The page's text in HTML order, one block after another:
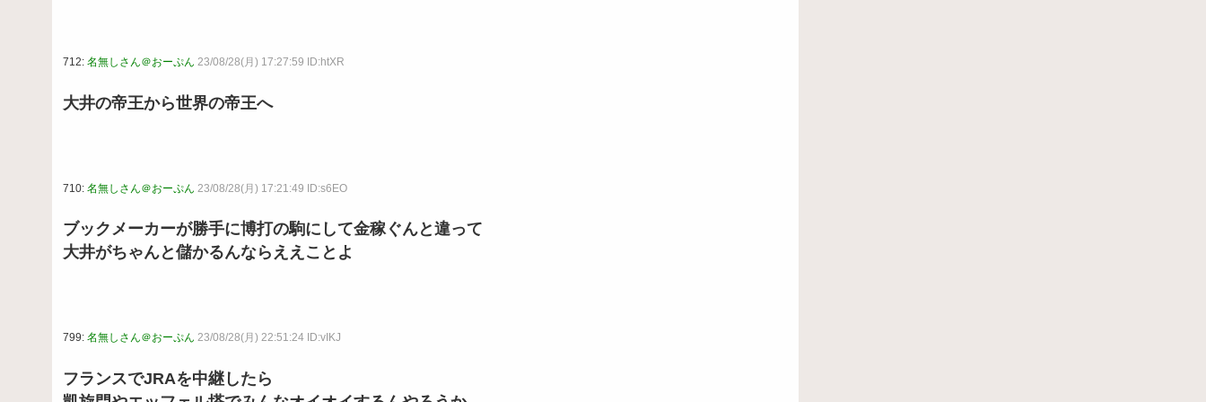
712: 名無しさん＠おーぷん 23/08/28(月) 17:27:59 ID:htXR
大井の帝王から世界の帝王へ
710: 名無しさん＠おーぷん 23/08/28(月) 17:21:49 ID:s6EO
ブックメーカーが勝手に博打の駒にして金稼ぐんと違って
大井がちゃんと儲かるんならええことよ
799: 名無しさん＠おーぷん 23/08/28(月) 22:51:24 ID:vIKJ
フランスでJRAを中継したら